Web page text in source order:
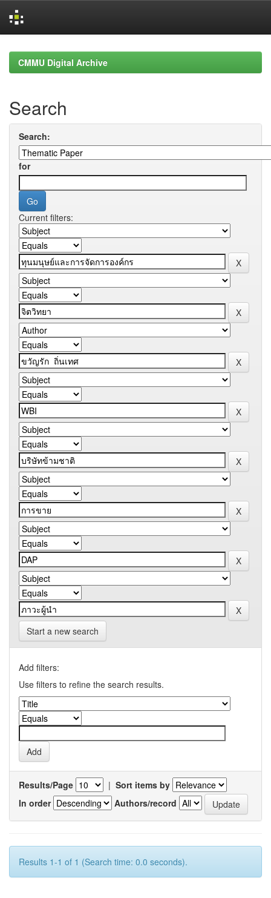
navigationCMMU Digital Archive
Search
Search:
for
Current filters:
Start a new search
Add filters:
Use filters to refine the search results.
Results/Page | Sort items by
In order
Authors/record
Results 1-1 of 1 (Search time: 0.0 seconds).